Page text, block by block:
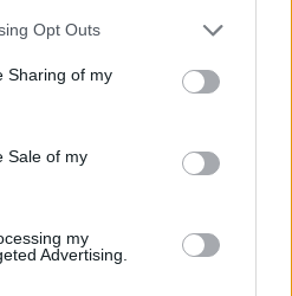
app uses one or more Google
behaviour. You may click to
and its third-party tags to
purposes in below Google
Opt Outs
Sharing of my
Sale of my
my
Advertising.